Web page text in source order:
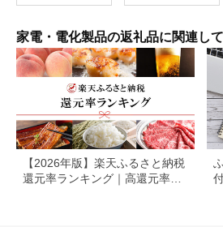
ト バレンタイン ホワ
高山 モアレ moare 柿
下木材 AL001
家電・電化製品の返礼品に関連し
【2026年版】楽天ふるさと納税
還元率ランキング｜高還元率返